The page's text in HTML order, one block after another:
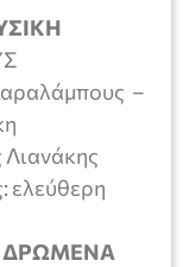
–
Λιανάκης
ελεύθερη
ΔΡΩΜΕΝΑ